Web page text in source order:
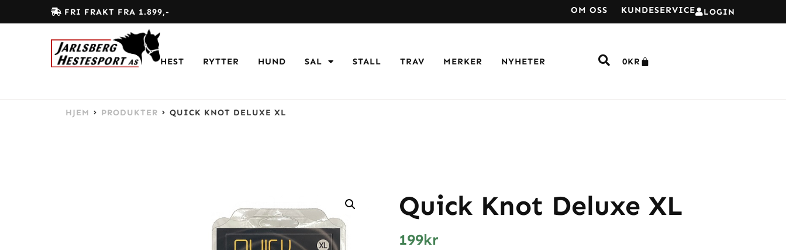
FRI FRAKT FRA 1.899,- LOGIN
OM OSS KUNDESERVICE
HEST RYTTER HUND SAL STALL TRAV MERKER NYHETER 0KR
HJEM PRODUKTER QUICK KNOT DELUXE XL
Quick Knot Deluxe XL
199kr